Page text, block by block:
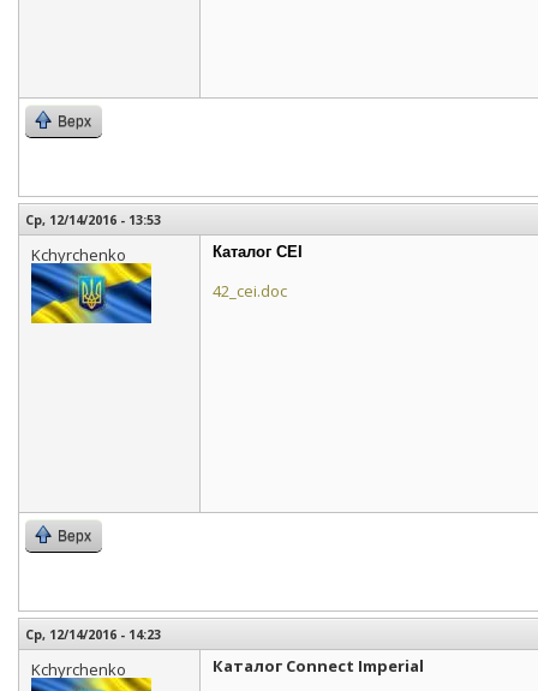
Верх
Ср, 12/14/2016 - 13:53
Kchyrchenko Каталог CEI
42_cei.doc
Верх
Ср, 12/14/2016 - 14:23
Kchyrchenko Каталог Connect Imperial